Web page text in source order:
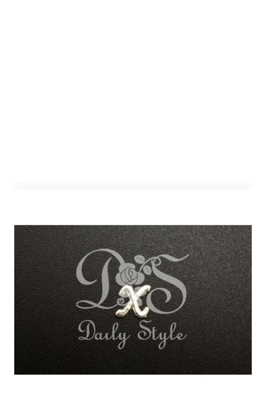
Art. nr. 1301-400Z-X
Variant
Op voorraad
1,00 Verpakt per 12 stuks